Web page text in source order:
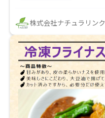
株式会社ナチュラリンク